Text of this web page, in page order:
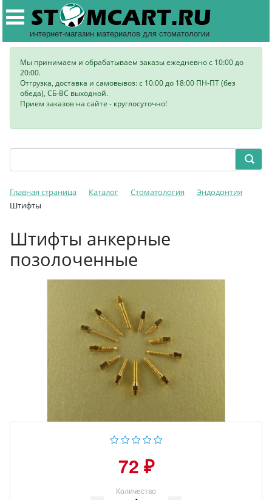
интернет-магазин материалов для стоматологии
Мы принимаем и обрабатываем заказы ежедневно с 10:00 до
20:00.
Отгрузка, доставка и самовывоз: с 10:00 до 18:00 ПН-ПТ (без
обеда), СБ-ВС выходной.
Прием заказов на сайте - круглосуточно!
Главная страница Каталог Стоматология
Эндодонтия
Штифты
Штифты анкерные
позолоченные
72 ₽
Количество